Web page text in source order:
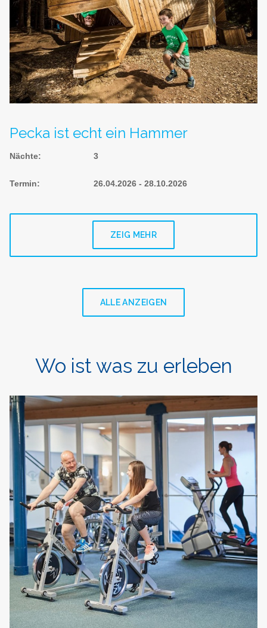
Pecka ist echt ein Hammer
Nächte: 3
Termin: 26.04.2026 - 28.10.2026
ZEIG MEHR
ALLE ANZEIGEN
Wo ist was zu erleben